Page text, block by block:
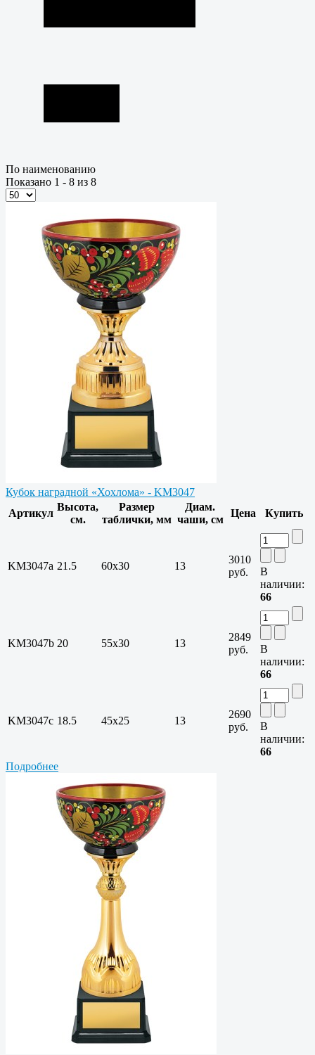
По наименованию
Показано 1 - 8 из 8
Кубок наградной «Хохлома» - KM3047
Артикул
Высота,
см.
Размер
таблички, мм
Диам.
чаши, см
Цена Купить
KM3047a 21.5 60x30 13
3010
руб.
В
наличии:
66
KM3047b 20 55x30 13
2849
руб.
В
наличии:
66
KM3047c 18.5 45x25 13
2690
руб.
В
наличии:
66
Подробнее